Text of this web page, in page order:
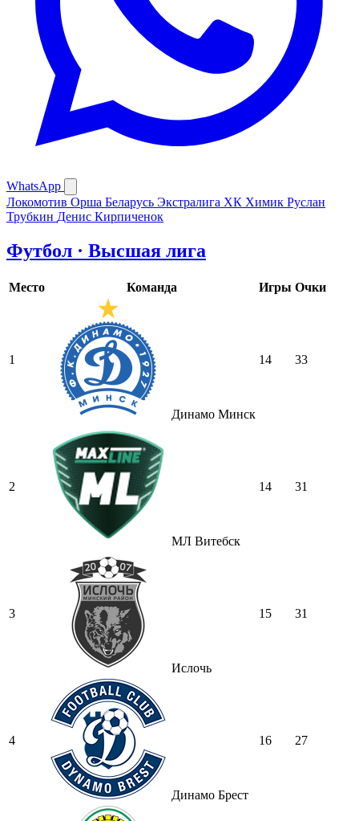
WhatsApp
Локомотив Орша Беларусь Экстралига ХК Химик Руслан
Трубкин Денис Кирпиченок
Футбол · Высшая лига
Место Команда Игры Очки
1
Динамо Минск
14 33
2
МЛ Витебск
14 31
3
Ислочь
15 31
4
Динамо Брест
16 27